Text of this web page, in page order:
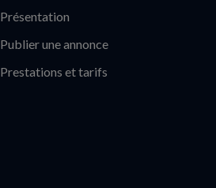
Présentation
Publier une annonce
Prestations et tarifs